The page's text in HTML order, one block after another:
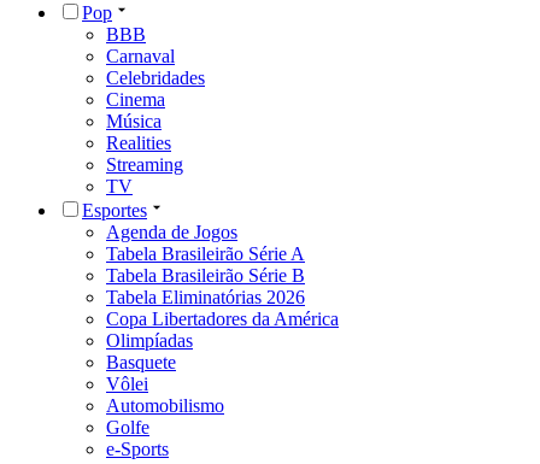
Pop
BBB
Carnaval
Celebridades
Cinema
Música
Realities
Streaming
TV
Esportes
Agenda de Jogos
Tabela Brasileirão Série A
Tabela Brasileirão Série B
Tabela Eliminatórias 2026
Copa Libertadores da América
Olimpíadas
Basquete
Vôlei
Automobilismo
Golfe
e-Sports